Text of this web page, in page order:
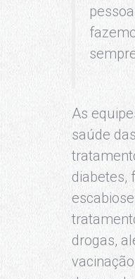
As
saúde
diabetes,
drogas,